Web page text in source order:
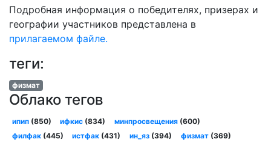
Подробная информация о победителях, призерах и
географии участников представлена в
прилагаемом файле.
теги:
физмат
Облако тегов
ипип(850) ифкис (834) минпросвещения(600)
филфак(445) истфак (431) ин_яз(394) физмат(369)